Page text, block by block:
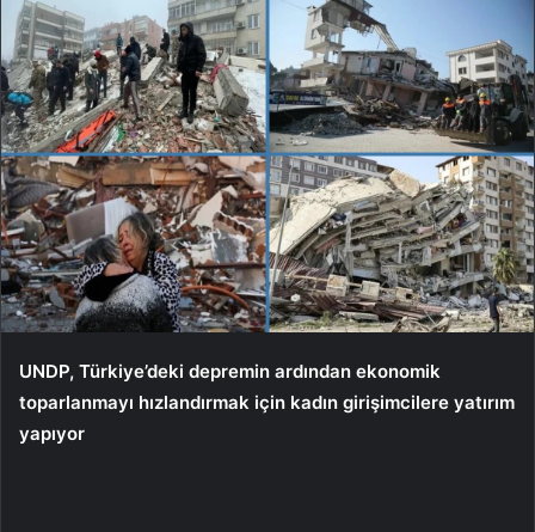
UNDP, Türkiye’deki depremin ardından ekonomik
toparlanmayı hızlandırmak için kadın girişimcilere yatırım
yapıyor